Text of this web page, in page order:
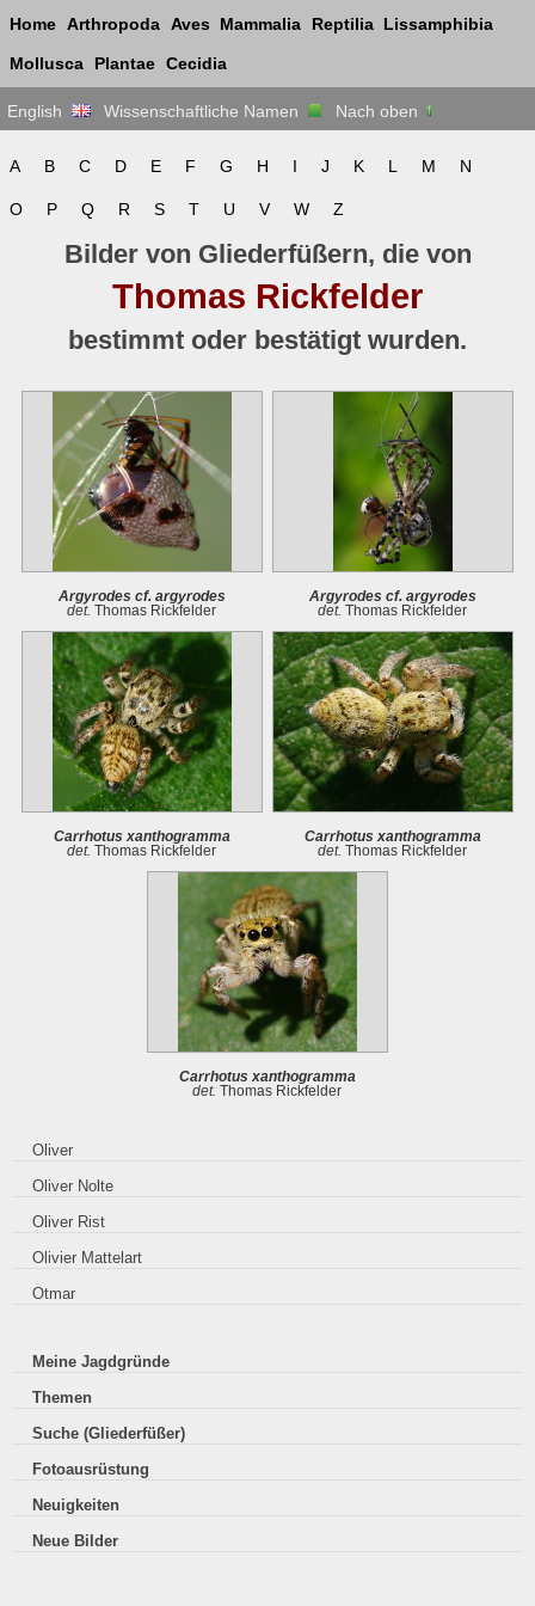
Home Arthropoda Aves Mammalia Reptilia Lissamphibia
Mollusca Plantae Cecidia
English Wissenschaftliche Namen Nach oben
A B C D E F G H I J K L M N
O P Q R S T U V W Z
Bilder von Gliederfüßern, die von
Thomas Rickfelder
bestimmt oder bestätigt wurden.
Argyrodes cf. argyrodes
det. Thomas Rickfelder
Argyrodes cf. argyrodes
det. Thomas Rickfelder
Carrhotus xanthogramma
det. Thomas Rickfelder
Carrhotus xanthogramma
det. Thomas Rickfelder
Carrhotus xanthogramma
det. Thomas Rickfelder
Oliver
Oliver Nolte
Oliver Rist
Olivier Mattelart
Otmar
Meine Jagdgründe
Themen
Suche (Gliederfüßer)
Fotoausrüstung
Neuigkeiten
Neue Bilder